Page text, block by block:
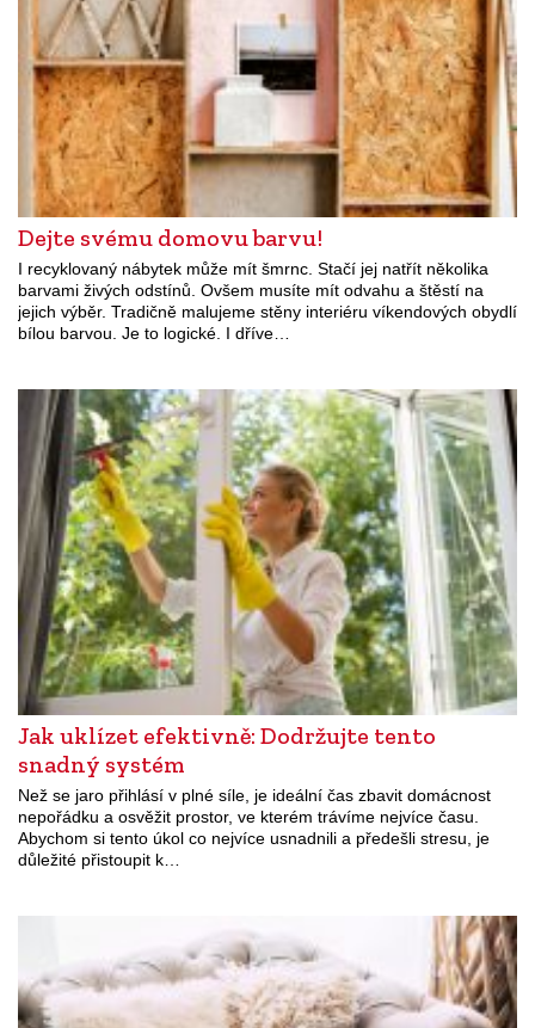
Dejte svému domovu barvu!
I recyklovaný nábytek může mít šmrnc. Stačí jej natřít několika
barvami živých odstínů. Ovšem musíte mít odvahu a štěstí na
jejich výběr. Tradičně malujeme stěny interiéru víkendových obydlí
bílou barvou. Je to logické. I dříve…
Jak uklízet efektivně: Dodržujte tento
snadný systém
Než se jaro přihlásí v plné síle, je ideální čas zbavit domácnost
nepořádku a osvěžit prostor, ve kterém trávíme nejvíce času.
Abychom si tento úkol co nejvíce usnadnili a předešli stresu, je
důležité přistoupit k…